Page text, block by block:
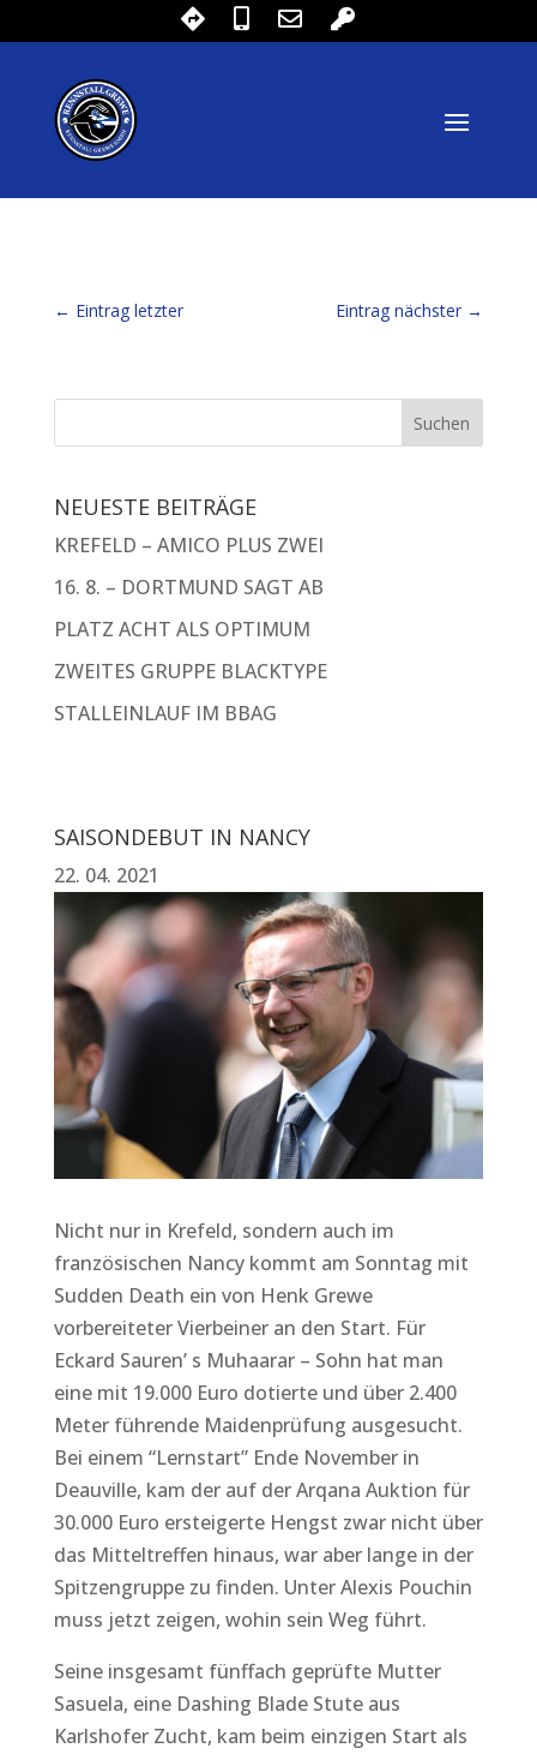
← Eintrag letzter Eintrag nächster →
NEUESTE BEITRÄGE
KREFELD – AMICO PLUS ZWEI
16. 8. – DORTMUND SAGT AB
PLATZ ACHT ALS OPTIMUM
ZWEITES GRUPPE BLACKTYPE
STALLEINLAUF IM BBAG
SAISONDEBUT IN NANCY
22. 04. 2021
Nicht nur in Krefeld, sondern auch im
französischen Nancy kommt am Sonntag mit
Sudden Death ein von Henk Grewe
vorbereiteter Vierbeiner an den Start. Für
Eckard Sauren’ s Muhaarar – Sohn hat man
eine mit 19.000 Euro dotierte und über 2.400
Meter führende Maidenprüfung ausgesucht.
Bei einem “Lernstart” Ende November in
Deauville, kam der auf der Arqana Auktion für
30.000 Euro ersteigerte Hengst zwar nicht über
das Mitteltreffen hinaus, war aber lange in der
Spitzengruppe zu finden. Unter Alexis Pouchin
muss jetzt zeigen, wohin sein Weg führt.
Seine insgesamt fünffach geprüfte Mutter
Sasuela, eine Dashing Blade Stute aus
Karlshofer Zucht, kam beim einzigen Start als